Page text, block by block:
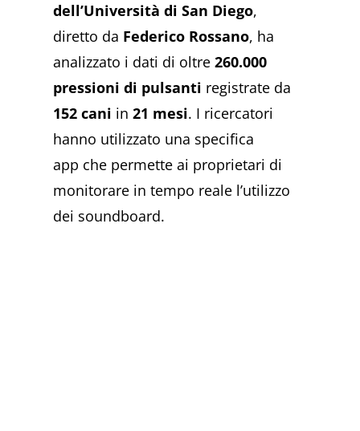
dell’Università di San Diego,
diretto da Federico Rossano, ha
analizzato i dati di oltre260.000
pressioni di pulsanti registrate da
152 cani in21 mesi. I ricercatori
hanno utilizzato una specifica
app che permette ai proprietari di
monitorare in tempo reale l’utilizzo
dei soundboard.